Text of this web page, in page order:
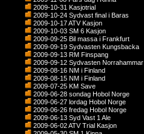
2009-10-31 Kasjotrial
2009-10-24 Sydvast final i Baras
2009-10-17 ATV Kasjon
2009-10-03 SM 6 Kasjon
2009-09-25 Bil massa i Frankfurt
2009-09-19 Sydvasten Kungsbacka
2009-09-13 RM Finspang
2009-09-12 Sydvasten Norrahammar
2009-08-16 NM i Finland
2009-08-15 NM i Finland
2009-07-25 KM Save
2009-06-28 sondag Hobol Norge
2009-06-27 lordag Hobol Norge
2009-06-26 fredag Hobol Norge
2009-06-13 Syd Vast 1 Ale
2009-06-02 ATV Trial Kasjon